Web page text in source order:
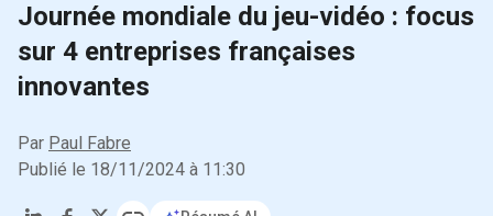
Journée mondiale du jeu-vidéo : focus
sur 4 entreprises françaises
innovantes
Par Paul Fabre
Publié le 18/11/2024 à 11:30